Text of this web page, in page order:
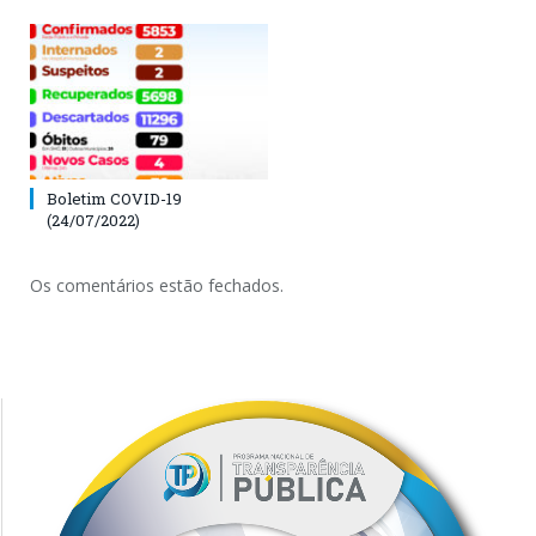
Boletim COVID-19
(24/07/2022)
Os comentários estão fechados.